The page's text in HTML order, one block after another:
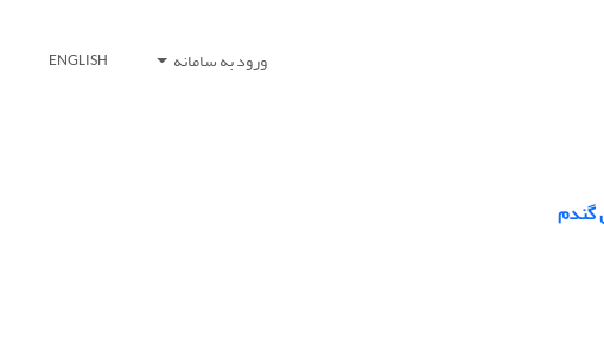
ورود به سامانه ENGLISH
گندم